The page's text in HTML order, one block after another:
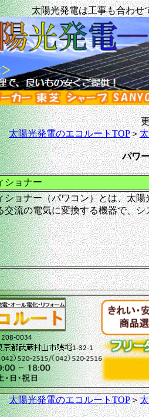
太陽光発電は工事も合わせ
太陽光発電のエコルートTOP＞
パワ
ショナー
ショナー（パワコン）とは、太
交流の電気に変換する機器で、
太陽光発電のエコルートTOP＞